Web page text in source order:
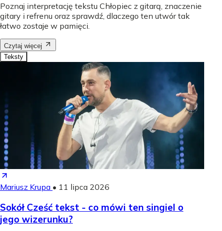
Poznaj interpretację tekstu Chłopiec z gitarą, znaczenie
gitary i refrenu oraz sprawdź, dlaczego ten utwór tak
łatwo zostaje w pamięci.
Czytaj więcej
Teksty
Mariusz Krupa • 11 lipca 2026
Sokół Cześć tekst - co mówi ten singiel o
jego wizerunku?